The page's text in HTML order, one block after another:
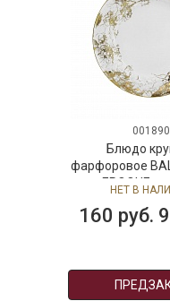
001890
Блюдо
фарфоровое
EPOQUE, д.
НЕТ В
160 руб.